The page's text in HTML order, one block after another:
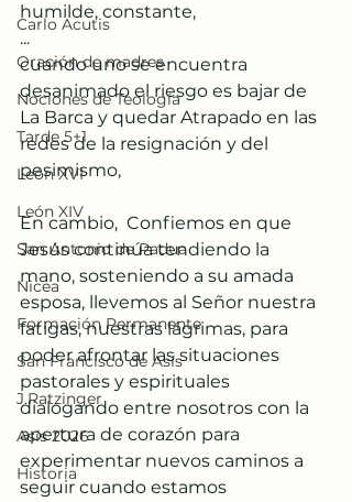
Carlo Acutis
Oración de madres
Nociones de Teología
Tarde 5+1
León XVI
León XIV
San Antonio de Padua
Nicea
Formación Permanente
San Francisco de Asís
J.Ratzinger
Asís 2026
Historia
humilde, constante,
...
cuando uno se encuentra
desanimado el riesgo es bajar de
La Barca y quedar Atrapado en las
redes de la resignación y del
pesimismo,
En cambio,  Confiemos en que
Jesús continúa tendiendo la
mano, sosteniendo a su amada
esposa, llevemos al Señor nuestra
fatigas, nuestras lágrimas, para
poder afrontar las situaciones
pastorales y espirituales
dialogando entre nosotros con la
apertura de corazón para
experimentar nuevos caminos a
seguir cuando estamos